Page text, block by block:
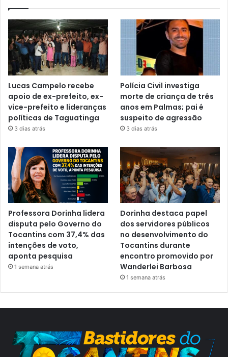
Lucas Campelo recebe
apoio de ex-prefeito, ex-
vice-prefeito e lideranças
políticas de Taguatinga
3 dias atrás
Polícia Civil investiga
morte de criança de três
anos em Palmas; pai é
suspeito de agressão
3 dias atrás
Professora Dorinha lidera
disputa pelo Governo do
Tocantins com 37,4% das
intenções de voto,
aponta pesquisa
1 semana atrás
Dorinha destaca papel
dos servidores públicos
no desenvolvimento do
Tocantins durante
encontro promovido por
Wanderlei Barbosa
1 semana atrás